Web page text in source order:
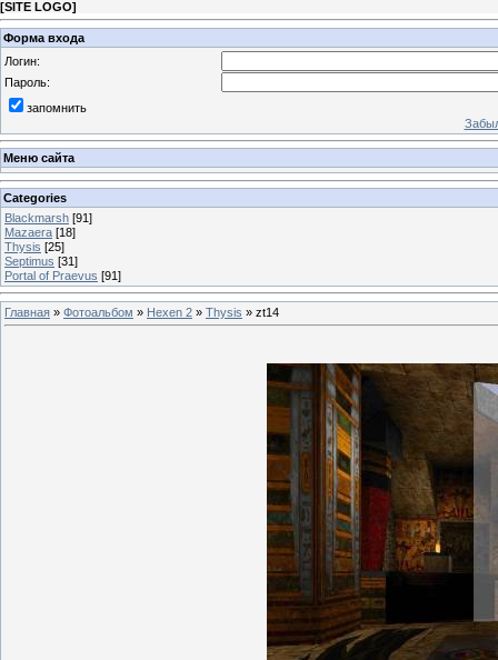
[SITE LOGO]
Форма входа
Логин:
Пароль:
запомнить
Меню сайта
Categories
Blackmarsh [91]
Mazaera [18]
Thysis [25]
Septimus [31]
Portal of Praevus [91]
Главная » Фотоальбом » Hexen 2 » Thysis » zt14